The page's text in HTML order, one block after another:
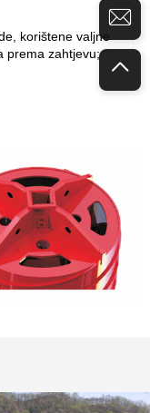
korištene valjne
prema zahtjevu;